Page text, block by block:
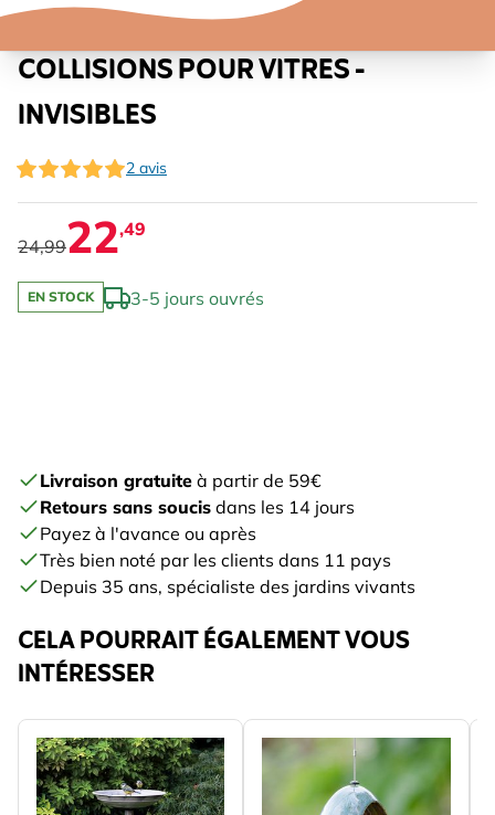
AUTOCOLLANTS ANTI-
COLLISIONS POUR VITRES -
INVISIBLES
2 avis
24,9922,49
EN STOCK 3-5 jours ouvrés
Livraison gratuite à partir de 59€
Retours sans soucis dans les 14 jours
Payez à l'avance ou après
Très bien noté par les clients dans 11 pays
Depuis 35 ans, spécialiste des jardins vivants
CELA POURRAIT ÉGALEMENT VOUS
INTÉRESSER